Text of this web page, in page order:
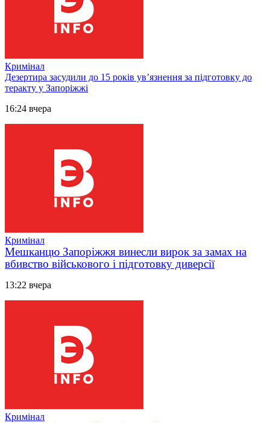
Кримінал
Дезертира засудили до 15 років увʼязнення за підготовку до
теракту у Запоріжжі
16:24 вчера
Кримінал
Мешканцю Запоріжжя винесли вирок за замах на
вбивство військового і підготовку диверсії
13:22 вчера
Кримінал